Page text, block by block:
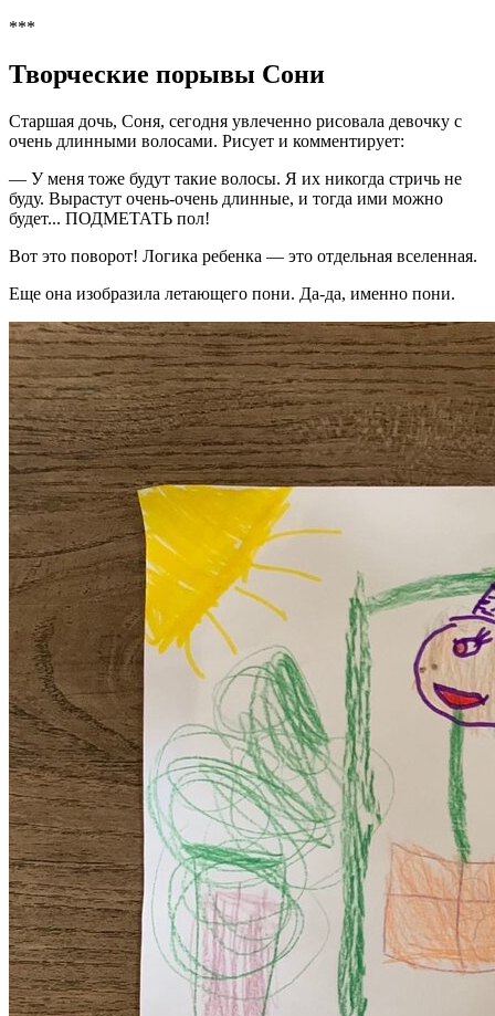
***
Творческие порывы Сони
Старшая дочь, Соня, сегодня увлеченно рисовала девочку с
очень длинными волосами. Рисует и комментирует:
— У меня тоже будут такие волосы. Я их никогда стричь не
буду. Вырастут очень-очень длинные, и тогда ими можно
будет... ПОДМЕТАТЬ пол!
Вот это поворот! Логика ребенка — это отдельная вселенная.
Еще она изобразила летающего пони. Да-да, именно пони.